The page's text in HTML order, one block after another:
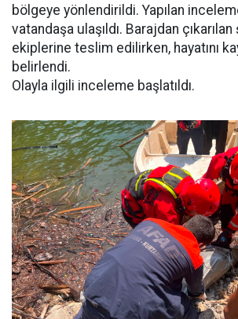
bölgeye yönlendirildi. Yapılan
vatandaşa ulaşıldı. Barajdan çıkarılan
ekiplerine teslim edilirken, hayatını
belirlendi.
Olayla ilgili inceleme başlatıldı.